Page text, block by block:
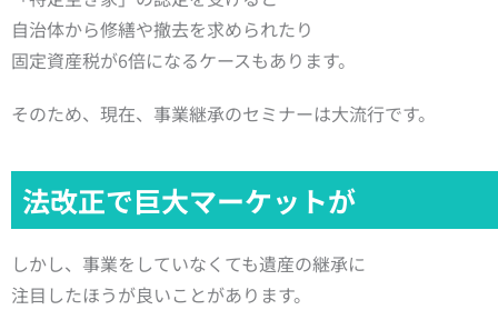
自治体から修繕や撤去を求められたり
固定資産税が6倍になるケースもあります。
そのため、現在、事業継承のセミナーは大流行です。
法改正で巨大マーケットが
しかし、事業をしていなくても遺産の継承に
注目したほうが良いことがあります。